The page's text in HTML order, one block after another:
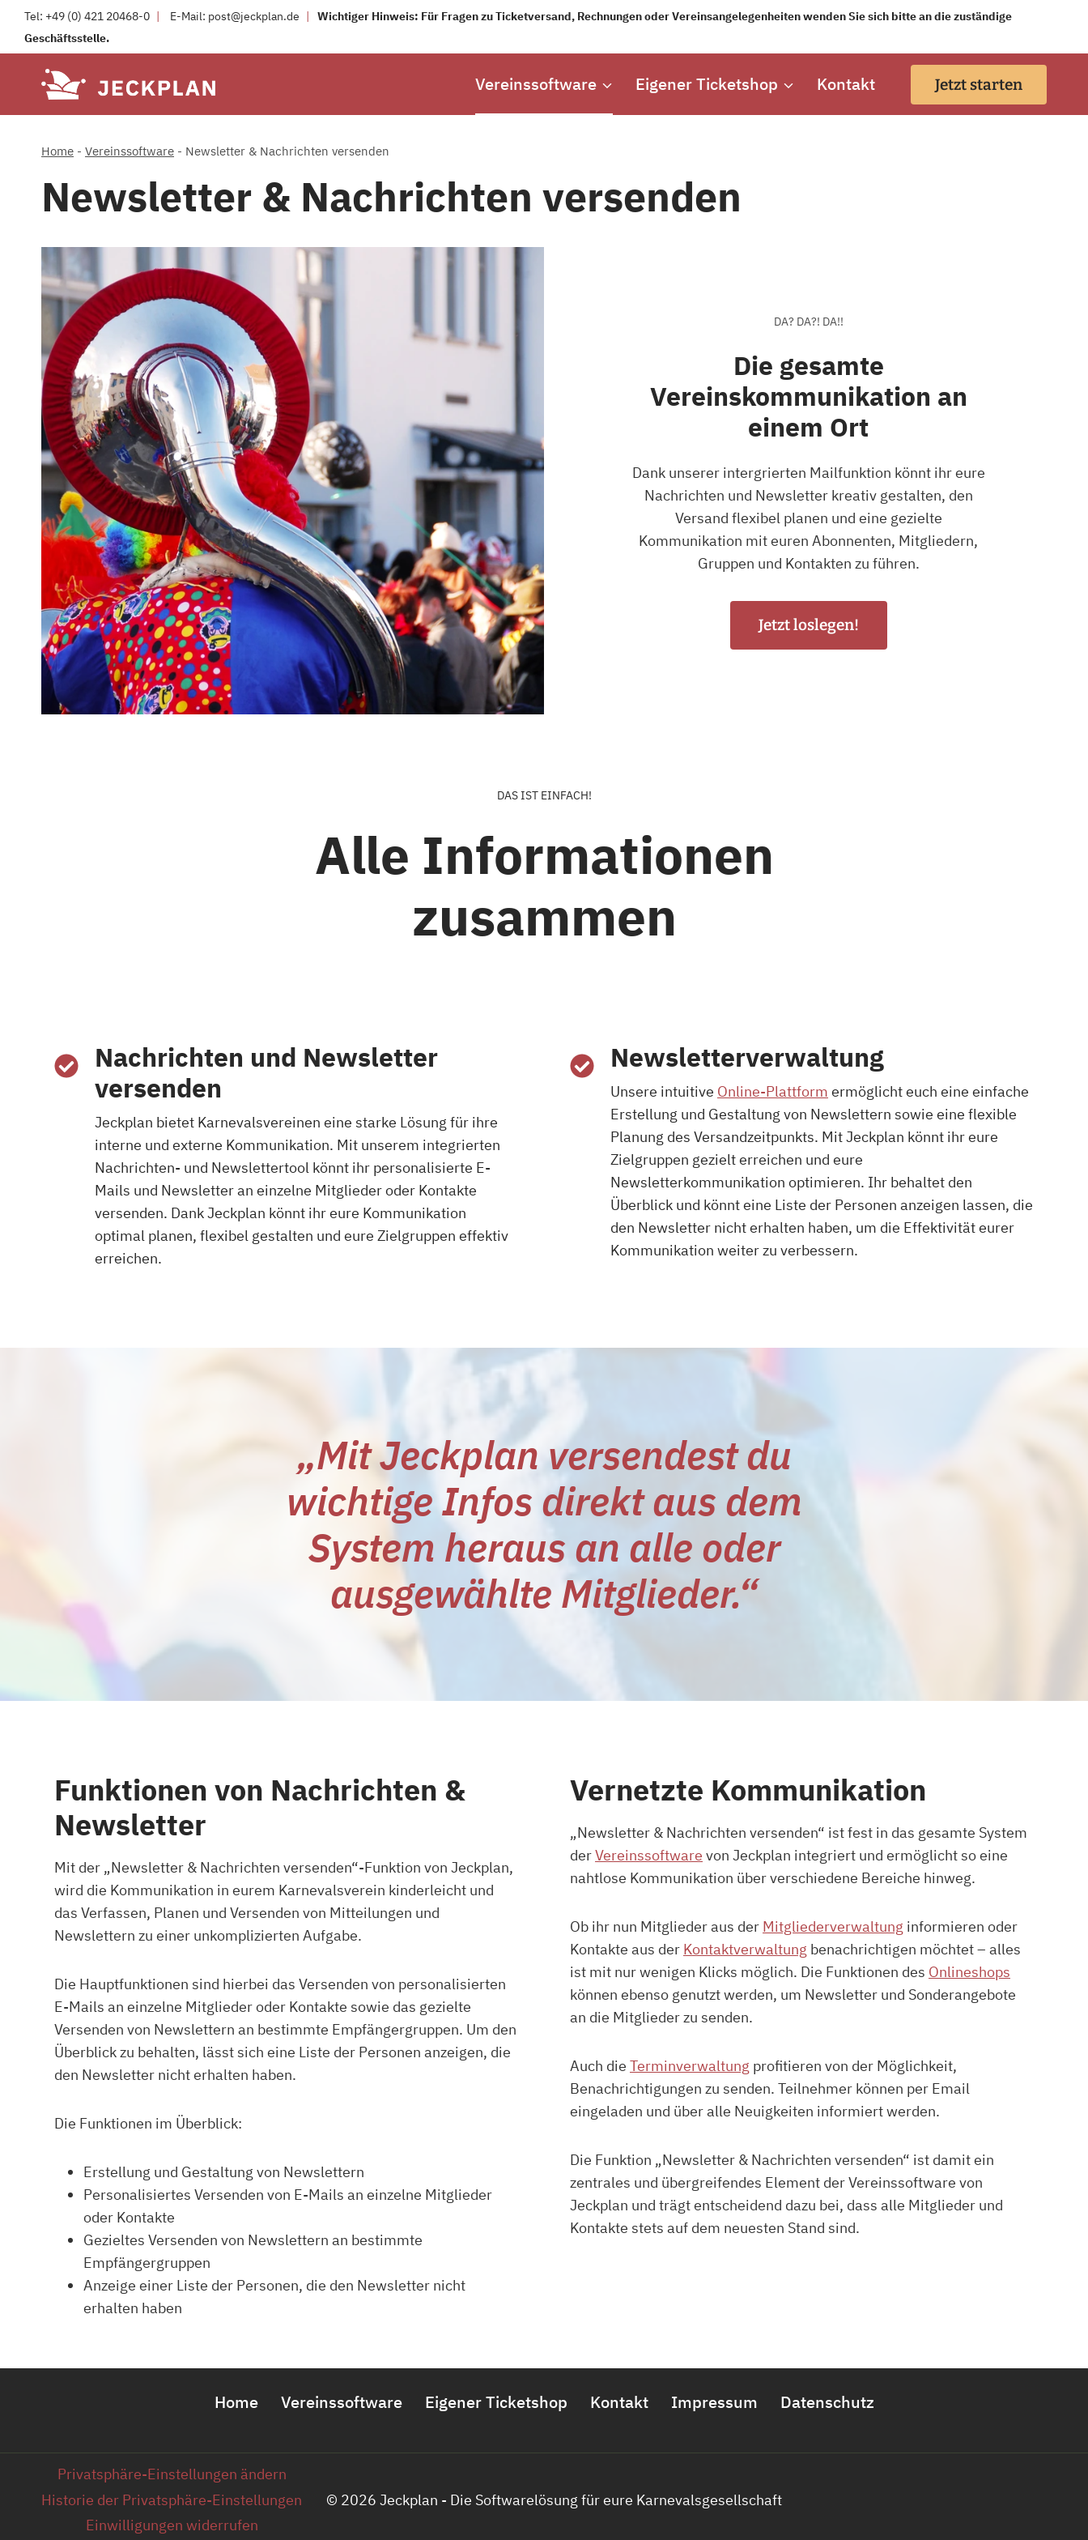
Zum
Inhalt
springen
Tel: +49 (0) 421 20468-0 | E-Mail: post@jeckplan.de |
Wichtiger Hinweis: Für Fragen zu Ticketversand, Rechnungen oder Vereinsangelegenheiten wenden Sie sich bitte an die zuständige
Geschäftsstelle.
Vereinssoftware Eigener Ticketshop Kontakt Jetzt starten
Home - Vereinssoftware - Newsletter & Nachrichten versenden
Newsletter & Nachrichten versenden
DA? DA?! DA!!
Die gesamte
Vereinskommunikation an
einem Ort
Dank unserer intergrierten Mailfunktion könnt ihr eure
Nachrichten und Newsletter kreativ gestalten, den
Versand flexibel planen und eine gezielte
Kommunikation mit euren Abonnenten, Mitgliedern,
Gruppen und Kontakten zu führen.
Jetzt loslegen!
DAS IST EINFACH!
Alle Informationen
zusammen
Nachrichten und Newsletter
versenden
Jeckplan bietet Karnevalsvereinen eine starke Lösung für ihre
interne und externe Kommunikation. Mit unserem integrierten
Nachrichten- und Newslettertool könnt ihr personalisierte E-
Mails und Newsletter an einzelne Mitglieder oder Kontakte
versenden. Dank Jeckplan könnt ihr eure Kommunikation
optimal planen, flexibel gestalten und eure Zielgruppen effektiv
erreichen.
Newsletterverwaltung
Unsere intuitive Online-Plattform ermöglicht euch eine einfache
Erstellung und Gestaltung von Newslettern sowie eine flexible
Planung des Versandzeitpunkts. Mit Jeckplan könnt ihr eure
Zielgruppen gezielt erreichen und eure
Newsletterkommunikation optimieren. Ihr behaltet den
Überblick und könnt eine Liste der Personen anzeigen lassen, die
den Newsletter nicht erhalten haben, um die Effektivität eurer
Kommunikation weiter zu verbessern.
„Mit Jeckplan versendest du
wichtige Infos direkt aus dem
System heraus an alle oder
ausgewählte Mitglieder.“
Funktionen von Nachrichten &
Newsletter
Mit der „Newsletter & Nachrichten versenden“-Funktion von Jeckplan,
wird die Kommunikation in eurem Karnevalsverein kinderleicht und
das Verfassen, Planen und Versenden von Mitteilungen und
Newslettern zu einer unkomplizierten Aufgabe.
Die Hauptfunktionen sind hierbei das Versenden von personalisierten
E-Mails an einzelne Mitglieder oder Kontakte sowie das gezielte
Versenden von Newslettern an bestimmte Empfängergruppen. Um den
Überblick zu behalten, lässt sich eine Liste der Personen anzeigen, die
den Newsletter nicht erhalten haben.
Die Funktionen im Überblick:
Erstellung und Gestaltung von Newslettern
Personalisiertes Versenden von E-Mails an einzelne Mitglieder
oder Kontakte
Gezieltes Versenden von Newslettern an bestimmte
Empfängergruppen
Anzeige einer Liste der Personen, die den Newsletter nicht
erhalten haben
Vernetzte Kommunikation
„Newsletter & Nachrichten versenden“ ist fest in das gesamte System
derVereinssoftware von Jeckplan integriert und ermöglicht so eine
nahtlose Kommunikation über verschiedene Bereiche hinweg.
Ob ihr nun Mitglieder aus der Mitgliederverwaltung informieren oder
Kontakte aus der Kontaktverwaltung benachrichtigen möchtet – alles
ist mit nur wenigen Klicks möglich. Die Funktionen des Onlineshops
können ebenso genutzt werden, um Newsletter und Sonderangebote
an die Mitglieder zu senden.
Auch die Terminverwaltung profitieren von der Möglichkeit,
Benachrichtigungen zu senden. Teilnehmer können per Email
eingeladen und über alle Neuigkeiten informiert werden.
Die Funktion „Newsletter & Nachrichten versenden“ ist damit ein
zentrales und übergreifendes Element der Vereinssoftware von
Jeckplan und trägt entscheidend dazu bei, dass alle Mitglieder und
Kontakte stets auf dem neuesten Stand sind.
Home Vereinssoftware Eigener Ticketshop Kontakt Impressum Datenschutz
Privatsphäre-Einstellungen ändern
Historie der Privatsphäre-Einstellungen
Einwilligungen widerrufen
© 2026 Jeckplan - Die Softwarelösung für eure Karnevalsgesellschaft